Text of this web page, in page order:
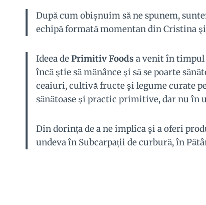
După cum obişnuim să ne spunem,
echipă formată momentan din Cristina
Ideea dePrimitiv Foods a venit în timpul
încă ştie să mănânce şi să se poarte
ceaiuri, cultivă fructe şi legume curate
sănătoase şi practic primitive, dar nu în
Din dorința de a ne implica şi a oferi
undeva în Subcarpaţii de curbură, în